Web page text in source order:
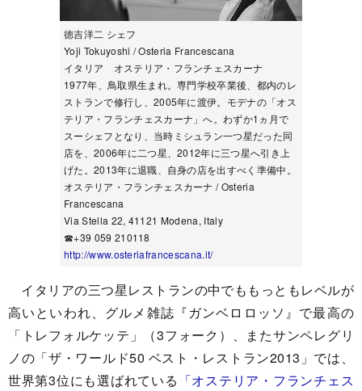
徳吉洋二 シェフ
Yoji Tokuyoshi / Osteria Francescana
イタリア オステリア・フランチェスカーナ
1977年、鳥取県生まれ。専門学校卒業後、都内のレ
ストランで修行し、2005年に渡伊。モデナの「オス
テリア・フランチェスカーナ」へ。わずか1ヵ月で
スーシェフとなり、当時ミシュラン一つ星だった同
店を、2006年に二つ星、2012年に三つ星へ引き上
げた。2013年に退職、自身の店を出すべく準備中。
オステリア・フランチェスカーナ / Osteria
Francescana
Via Stella 22, 41121 Modena, Italy
☎+39 059 210118
http://www.osteriafrancescana.it/
イタリアの三つ星レストランの中でももっともレベルが
高いといわれ、グルメ雑誌『ガンベロロッソ』で最高の
「トレフォルケッテ」（3フォーク）、またサンペレグリ
ノの「ザ・ワールド50 ベスト・レストラン2013」では、
世界第3位にも選ばれている 「オステリア・フランチェス